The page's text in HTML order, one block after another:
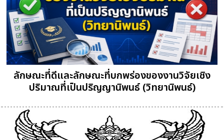
ลักษณะที่ดีและลักษณะที่บกพร่องของงานวิจัยเชิง
ปริมาณที่เป็นปริญญานิพนธ์ (วิทยานิพนธ์)